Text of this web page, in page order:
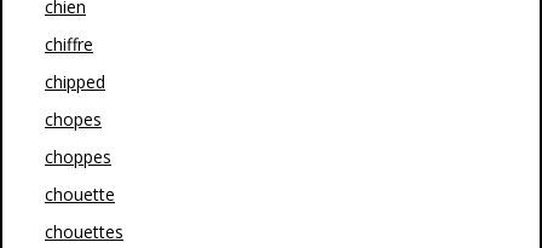
chien
chiffre
chipped
chopes
choppes
chouette
chouettes